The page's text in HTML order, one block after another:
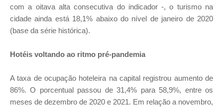
com a oitava alta consecutiva do indicador -, o turismo na
cidade ainda está 18,1% abaixo do nível de janeiro de 2020
(base da série histórica).
Hotéis voltando ao ritmo pré-pandemia
A taxa de ocupação hoteleira na capital registrou aumento de
86%. O porcentual passou de 31,4% para 58,9%, entre os
meses de dezembro de 2020 e 2021. Em relação a novembro,